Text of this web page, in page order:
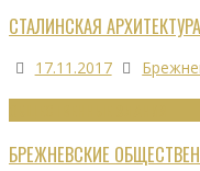
СТАЛИНСКАЯ
17.11.2017
БРЕЖНЕВСКИЕ